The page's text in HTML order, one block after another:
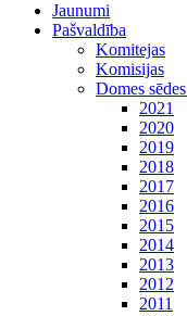
Jaunumi
Pašvaldība
Komitejas
Komisijas
Domes
2021
2020
2019
2018
2017
2016
2015
2014
2013
2012
2011